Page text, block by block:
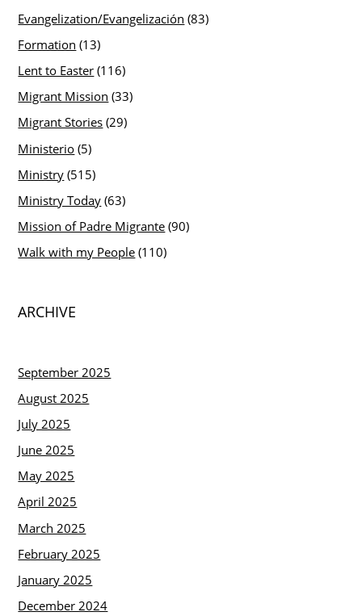
Evangelization/Evangelización (83)
Formation (13)
Lent to Easter (116)
Migrant Mission (33)
Migrant Stories (29)
Ministerio (5)
Ministry (515)
Ministry Today (63)
Mission of Padre Migrante (90)
Walk with my People (110)
ARCHIVE
September 2025
August 2025
July 2025
June 2025
May 2025
April 2025
March 2025
February 2025
January 2025
December 2024